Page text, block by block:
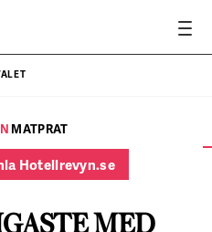
Cotrina på San Leandro Tapas.
MATPRAT
Hotellrevyn.se
MED